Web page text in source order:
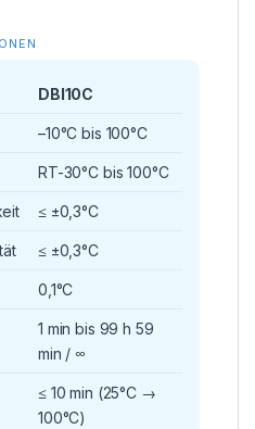
DBI10C
–10°C bis 100°C
RT-30°C bis 100°C
≤ ±0,3°C
≤ ±0,3°C
0,1°C
1 min bis 99 h 59
min / ∞
≤ 10 min (25°C →
100°C)